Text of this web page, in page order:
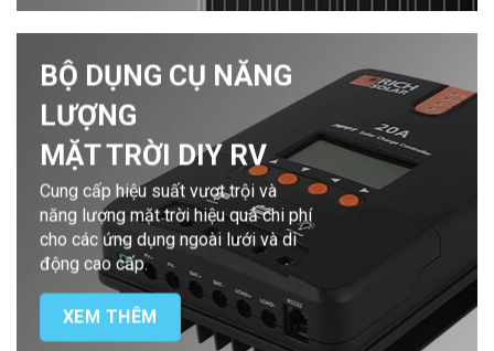
BỘ DỤNG CỤ NĂNG
LƯỢNG
MẶT TRỜI DIY RV
Cung cấp hiệu suất vượt trội và
năng lượng mặt trời hiệu quả chi phí
cho các ứng dụng ngoài lưới và di
động cao cấp.
XEM THÊM